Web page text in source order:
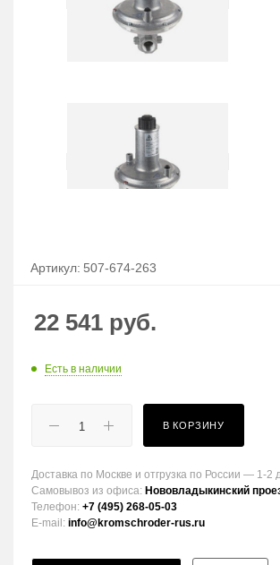
Артикул: 507-674-263
22 541 руб.
Есть в наличии
В КОРЗИНУ
Доставка по Москве и отгрузка по России — 1-2
Самовывоз из офиса: Нововладыкинский
Телефон: +7 (495) 268-05-03
E-mail: info@kromschroder-rus.ru